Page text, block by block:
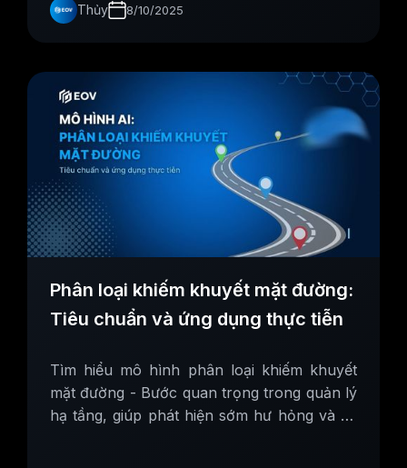
Thủy 8/10/2025
Phân loại khiếm khuyết mặt đường:
Tiêu chuẩn và ứng dụng thực tiễn
Tìm hiểu mô hình phân loại khiếm khuyết
mặt đường - Bước quan trọng trong quản lý
hạ tầng, giúp phát hiện sớm hư hỏng và tối